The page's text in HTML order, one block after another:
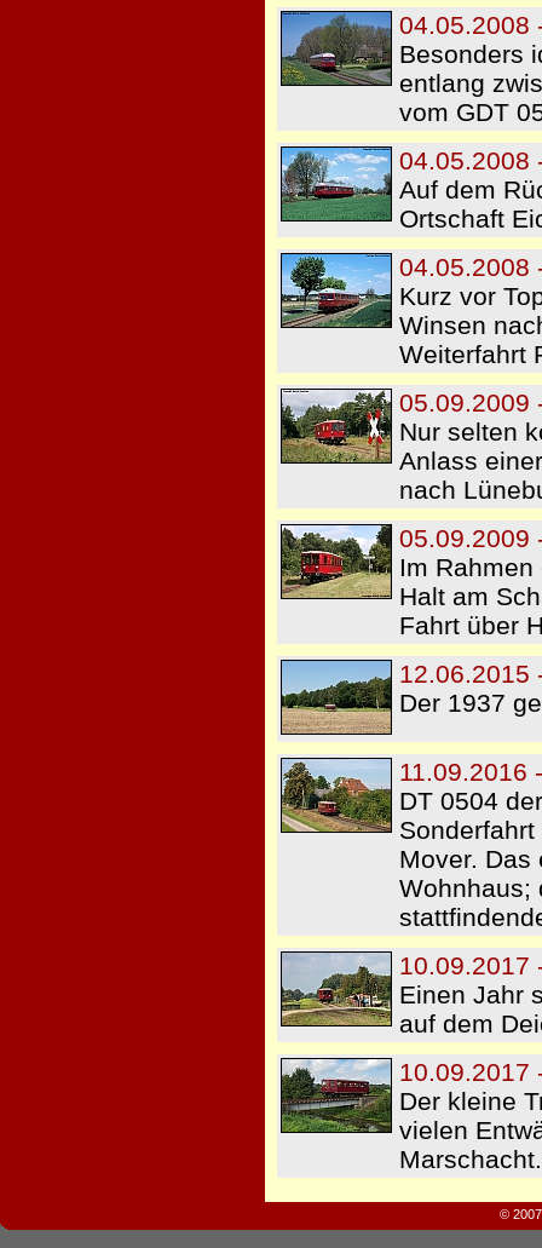
04.05.2008
Besonders
entlang
vom GDT
04.05.2008
Auf dem
Ortschaft
04.05.2008
Kurz vor
Winsen
Weiterfahrt
05.09.2009
Nur selten
Anlass
nach
05.09.2009
Im
Halt am
Fahrt über
12.06.2015
Der 1937
11.09.2016
DT 0504
Mover. Das
Wohnhaus;
10.09.2017
Einen Jahr
auf dem
10.09.2017
Der kleine
vielen
Marschacht.
©